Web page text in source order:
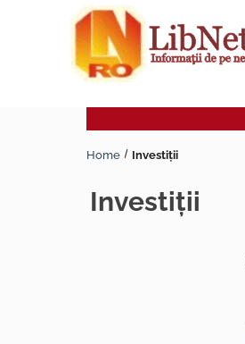
Home Investiţii
investiţii